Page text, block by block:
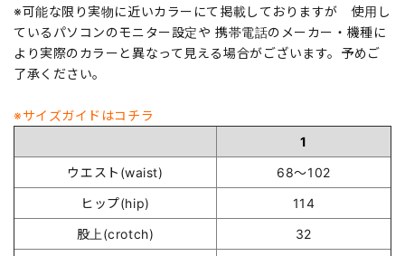
※可能な限り実物に近いカラーにて掲載しておりますが 使用し
ているパソコンのモニター設定や 携帯電話のメーカー・機種に
より実際のカラーと異なって見える場合がございます。予めご
了承ください。
※サイズガイドはコチラ
1
ウエスト(waist)
68～102
ヒップ(hip)
114
股上(crotch)
32